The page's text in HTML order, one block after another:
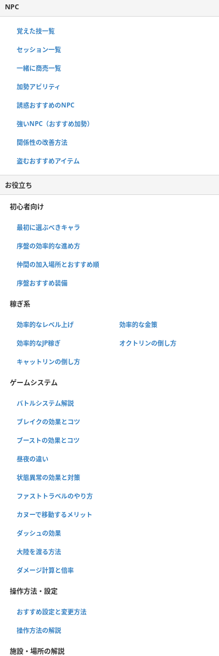
NPC
覚えた技一覧
セッション一覧
一緒に商売一覧
加勢アビリティ
誘惑おすすめのNPC
強いNPC（おすすめ加勢）
関係性の改善方法
盗むおすすめアイテム
お役立ち
初心者向け
最初に選ぶべきキャラ
序盤の効率的な進め方
仲間の加入場所とおすすめ順
序盤おすすめ装備
稼ぎ系
効率的なレベル上げ 効率的な金策
効率的なJP稼ぎ オクトリンの倒し方
キャットリンの倒し方
ゲームシステム
バトルシステム解説
ブレイクの効果とコツ
ブーストの効果とコツ
昼夜の違い
状態異常の効果と対策
ファストトラベルのやり方
カヌーで移動するメリット
ダッシュの効果
大陸を渡る方法
ダメージ計算と倍率
操作方法・設定
おすすめ設定と変更方法
操作方法の解説
施設・場所の解説